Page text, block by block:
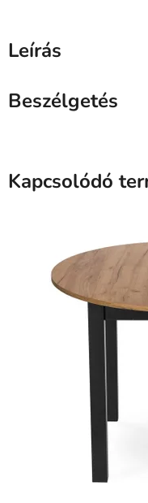
Leírás
Beszélgetés
Kapcsolódó